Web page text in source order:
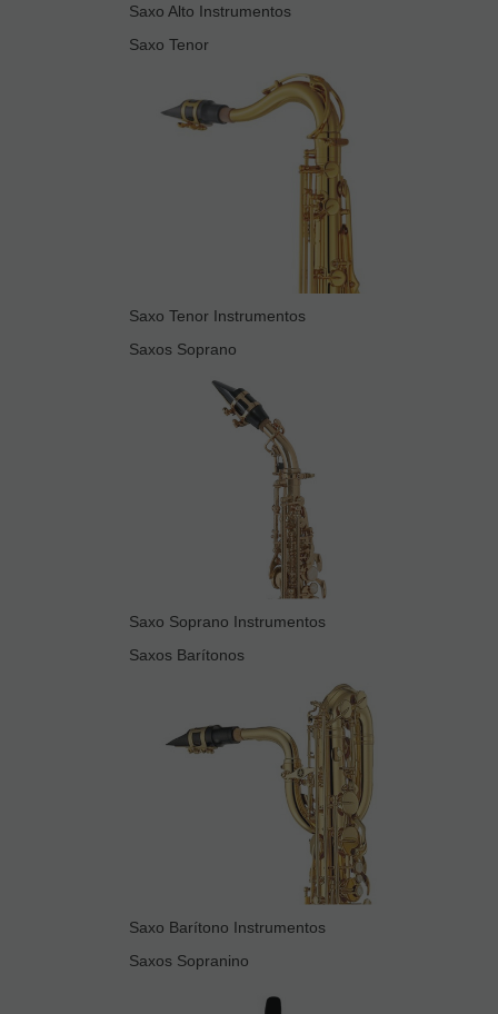
Saxo Alto Instrumentos
Saxo Tenor
Saxo Tenor Instrumentos
Saxos Soprano
Saxo Soprano Instrumentos
Saxos Barítonos
Saxo Barítono Instrumentos
Saxos Sopranino